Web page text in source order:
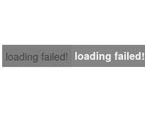
loading failed! loading failed!